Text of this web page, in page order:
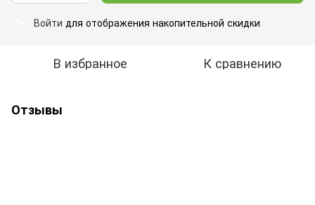
Войти для отображения накопительной скидки
В избранное К сравнению
Отзывы